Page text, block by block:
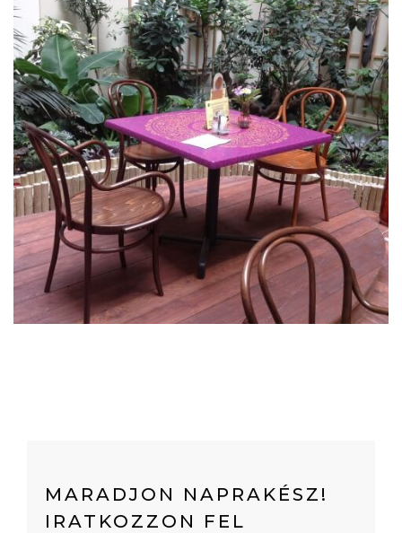
MARADJON NAPRAKÉSZ!
IRATKOZZON FEL